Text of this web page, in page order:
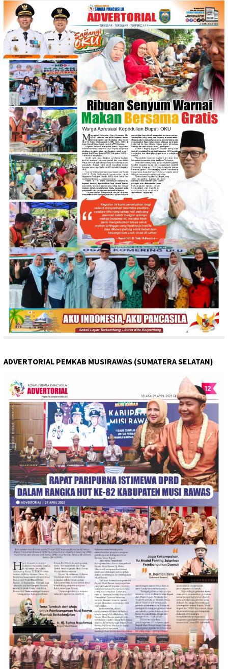
ADVERTORIAL PEMKAB MUSIRAWAS (SUMATERA SELATAN)